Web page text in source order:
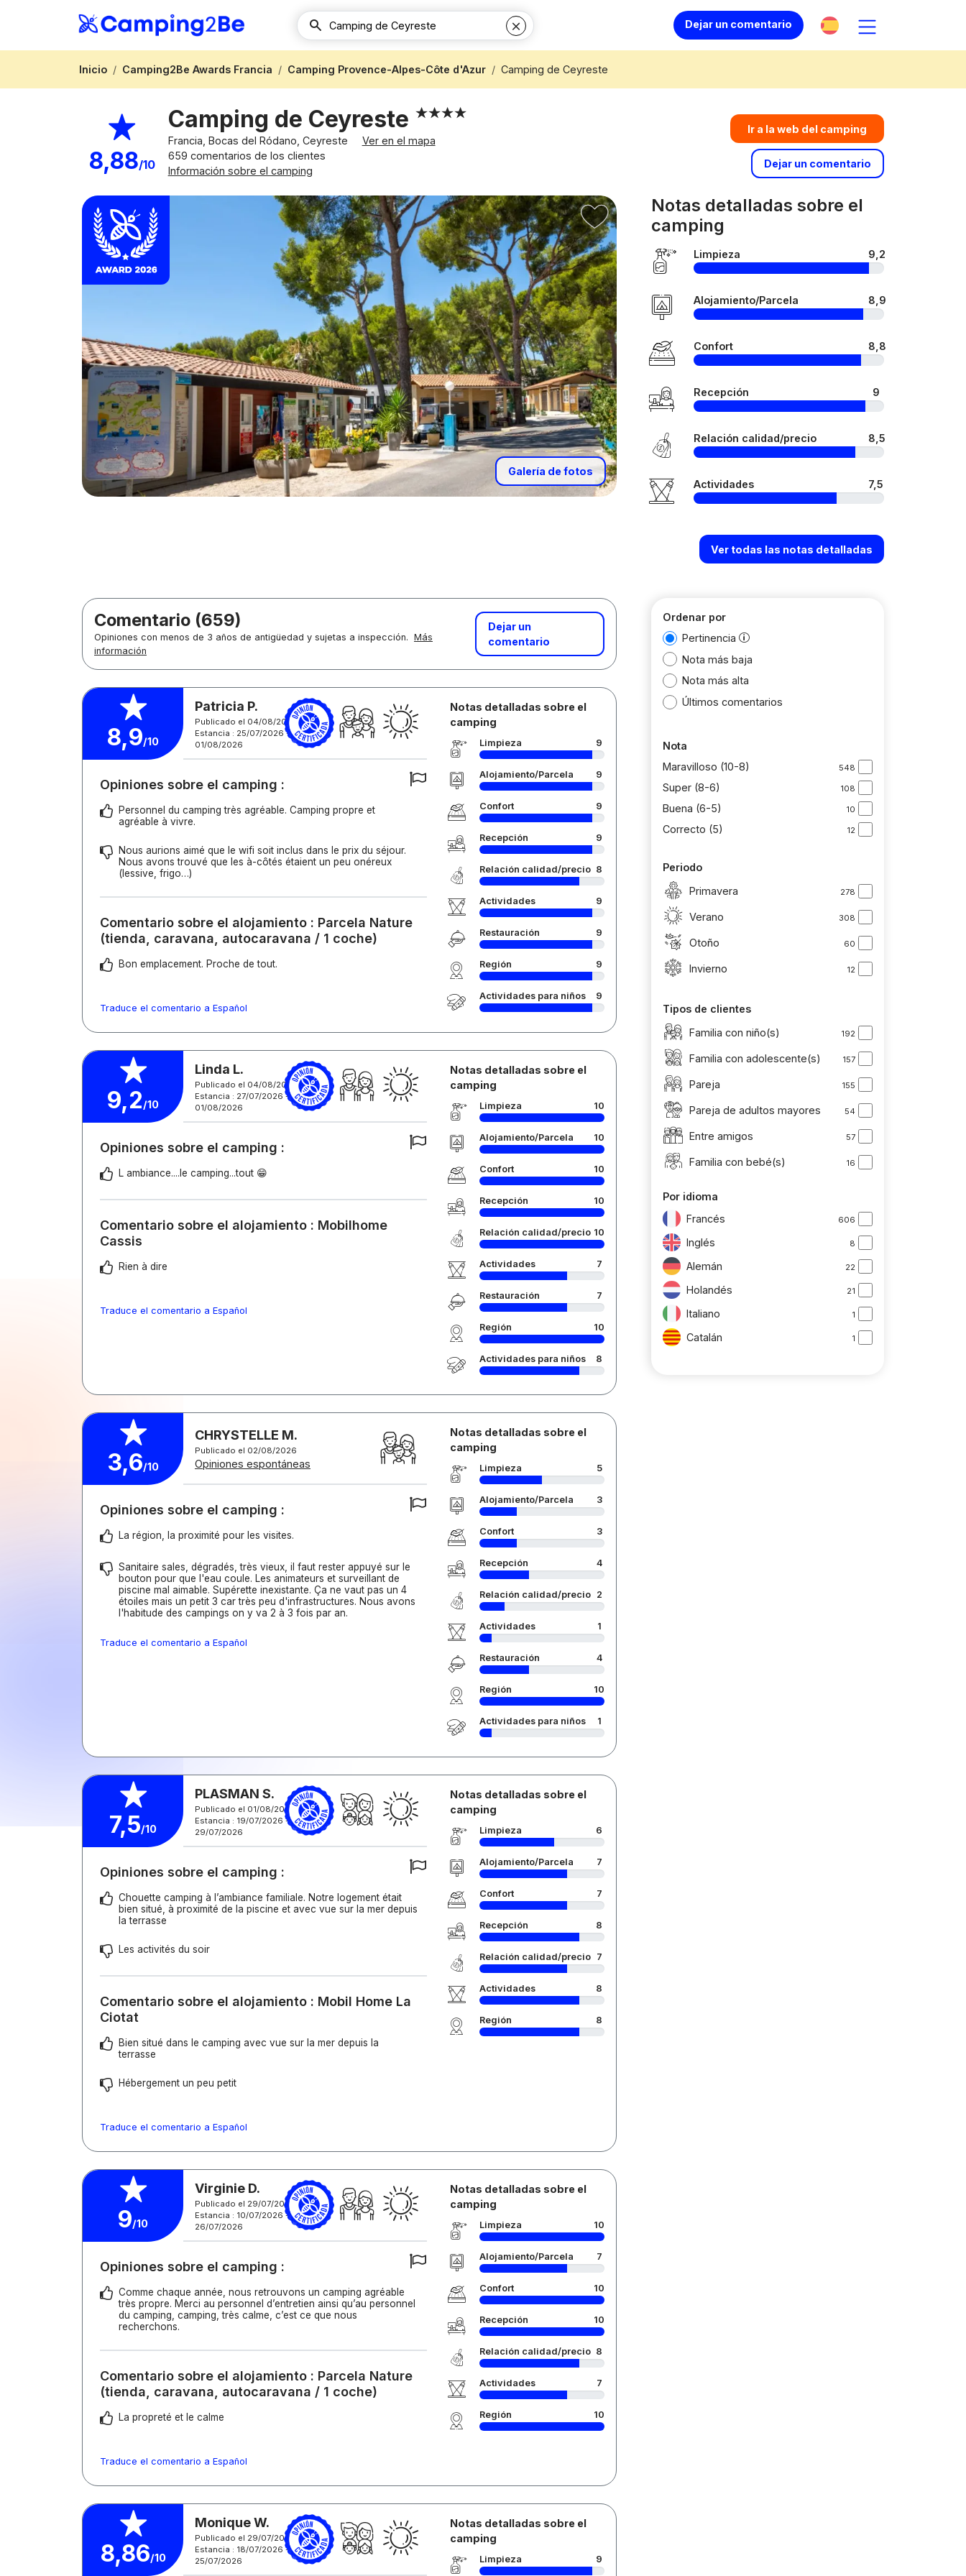
Dejar un comentario
Inicio Camping2Be Awards Francia Camping Provence-Alpes-Côte d'Azur Camping de Ceyreste
8,88/10
Camping de Ceyreste
Francia, Bocas del Ródano, Ceyreste
Ver en el mapa
659 comentarios de los clientes
Información sobre el camping
Ir a la web del camping
Dejar un comentario
Galería de fotos
Notas detalladas sobre el
camping
Limpieza 9,2
Alojamiento/Parcela 8,9
Confort 8,8
Recepción 9
Relación calidad/precio 8,5
Actividades 7,5
Ver todas las notas detalladas
Comentario (659)
Opiniones con menos de 3 años de antigüedad y sujetas a inspección. Más
información
Dejar un
comentario
8,9/10
Patricia P.
Publicado el 04/08/2026
Estancia : 25/07/2026 -
01/08/2026
Opiniones sobre el camping :
Personnel du camping très agréable. Camping propre et
agréable à vivre.
Nous aurions aimé que le wifi soit inclus dans le prix du séjour.
Nous avons trouvé que les à-côtés étaient un peu onéreux
(lessive, frigo…)
Comentario sobre el alojamiento : Parcela Nature
(tienda, caravana, autocaravana / 1 coche)
Bon emplacement. Proche de tout.
Traduce el comentario a Español
Notas detalladas sobre el
camping
Limpieza 9
Alojamiento/Parcela 9
Confort 9
Recepción 9
Relación calidad/precio 8
Actividades 9
Restauración 9
Región 9
Actividades para niños 9
9,2/10
Linda L.
Publicado el 04/08/2026
Estancia : 27/07/2026 -
01/08/2026
Opiniones sobre el camping :
L ambiance....le camping...tout 😁
Comentario sobre el alojamiento : Mobilhome
Cassis
Rien à dire
Traduce el comentario a Español
Notas detalladas sobre el
camping
Limpieza 10
Alojamiento/Parcela 10
Confort 10
Recepción 10
Relación calidad/precio 10
Actividades 7
Restauración 7
Región 10
Actividades para niños 8
3,6/10
CHRYSTELLE M.
Publicado el 02/08/2026
Opiniones espontáneas
Opiniones sobre el camping :
La région, la proximité pour les visites.
Sanitaire sales, dégradés, très vieux, il faut rester appuyé sur le
bouton pour que l'eau coule. Les animateurs et surveillant de
piscine mal aimable. Supérette inexistante. Ça ne vaut pas un 4
étoiles mais un petit 3 car très peu d'infrastructures. Nous avons
l'habitude des campings on y va 2 à 3 fois par an.
Traduce el comentario a Español
Notas detalladas sobre el
camping
Limpieza 5
Alojamiento/Parcela 3
Confort 3
Recepción 4
Relación calidad/precio 2
Actividades 1
Restauración 4
Región 10
Actividades para niños 1
7,5/10
PLASMAN S.
Publicado el 01/08/2026
Estancia : 19/07/2026 -
29/07/2026
Opiniones sobre el camping :
Chouette camping à l’ambiance familiale. Notre logement était
bien situé, à proximité de la piscine et avec vue sur la mer depuis
la terrasse
Les activités du soir
Comentario sobre el alojamiento : Mobil Home La
Ciotat
Bien situé dans le camping avec vue sur la mer depuis la
terrasse
Hébergement un peu petit
Traduce el comentario a Español
Notas detalladas sobre el
camping
Limpieza 6
Alojamiento/Parcela 7
Confort 7
Recepción 8
Relación calidad/precio 7
Actividades 8
Región 8
9/10
Virginie D.
Publicado el 29/07/2026
Estancia : 10/07/2026 -
26/07/2026
Opiniones sobre el camping :
Comme chaque année, nous retrouvons un camping agréable
très propre. Merci au personnel d’entretien ainsi qu’au personnel
du camping, camping, très calme, c’est ce que nous
recherchons.
Comentario sobre el alojamiento : Parcela Nature
(tienda, caravana, autocaravana / 1 coche)
La propreté et le calme
Traduce el comentario a Español
Notas detalladas sobre el
camping
Limpieza 10
Alojamiento/Parcela 7
Confort 10
Recepción 10
Relación calidad/precio 8
Actividades 7
Región 10
8,86/10
Monique W.
Publicado el 29/07/2026
Estancia : 18/07/2026 -
25/07/2026
Notas detalladas sobre el
camping
Limpieza 9
Ordenar por
Pertinencia
Nota más baja
Nota más alta
Últimos comentarios
Nota
Maravilloso (10-8)
548
Super (8-6) 108
Buena (6-5) 10
Correcto (5) 12
Periodo
Primavera
278
Verano 308
Otoño 60
Invierno 12
Tipos de clientes
Familia con niño(s)
192
Familia con adolescente(s) 157
Pareja 155
Pareja de adultos mayores 54
Entre amigos 57
Familia con bebé(s) 16
Por idioma
Francés
606
Inglés 8
Alemán 22
Holandés 21
Italiano 1
Catalán 1